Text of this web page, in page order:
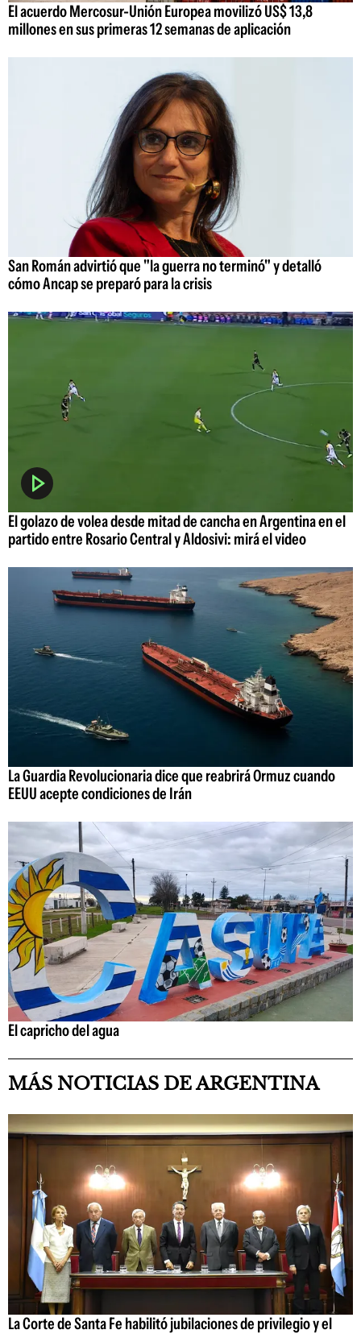
El acuerdo Mercosur-Unión Europea movilizó US$ 13,8
millones en sus primeras 12 semanas de aplicación
San Román advirtió que "la guerra no terminó" y detalló
cómo Ancap se preparó para la crisis
El golazo de volea desde mitad de cancha en Argentina en el
partido entre Rosario Central y Aldosivi: mirá el video
La Guardia Revolucionaria dice que reabrirá Ormuz cuando
EEUU acepte condiciones de Irán
El capricho del agua
MÁS NOTICIAS DE ARGENTINA
La Corte de Santa Fe habilitó jubilaciones de privilegio y el